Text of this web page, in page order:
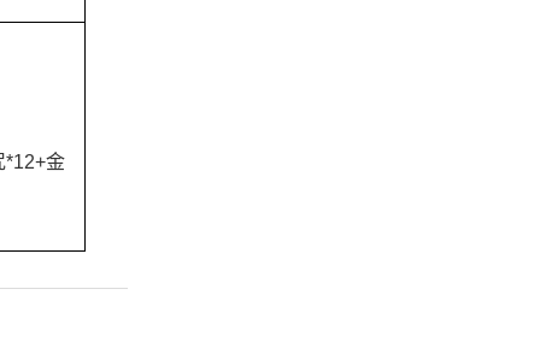
*12+金